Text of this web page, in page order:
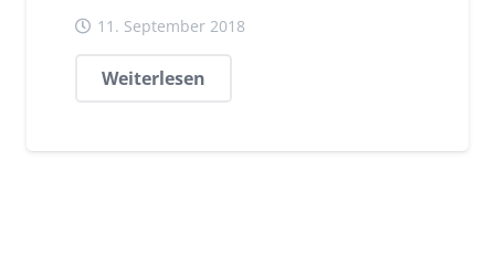
11. September 2018
Weiterlesen